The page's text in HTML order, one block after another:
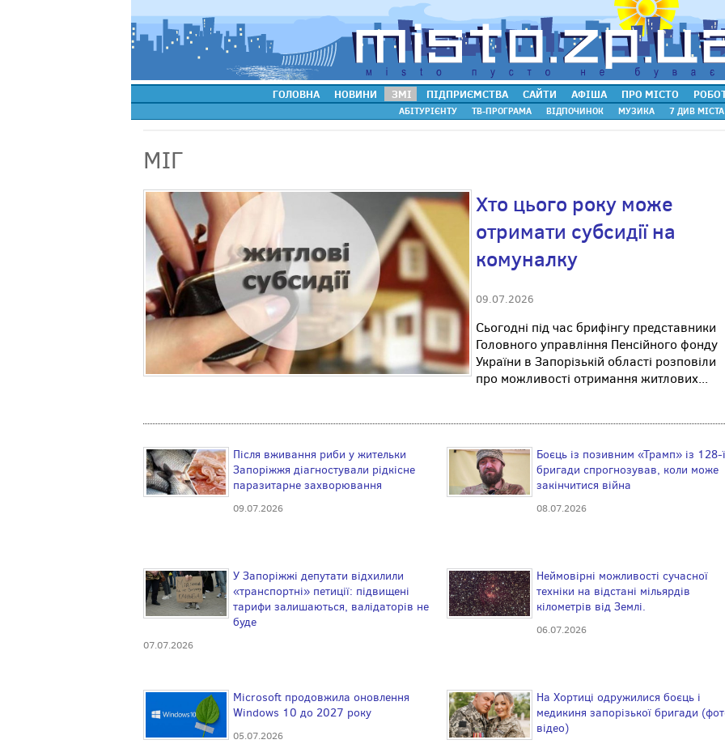
ГОЛОВНА НОВИНИ ЗМІ ПІДПРИЄМСТВА САЙТИ АФІША ПРО МІСТО
АБІТУРІЄНТУ ТВ-ПРОГРАМА ВІДПОЧИНОК МУЗИКА 7 ДИВ МІСТА
МІГ
Хто цього року може
отримати субсидії на
комуналку
09.07.2026
Сьогодні під час брифінгу представники
Головного управління Пенсійного фонду
України в Запорізькій області розповіли
про можливості отримання житлових...
Після вживання риби у жительки
Запоріжжя діагностували рідкісне
паразитарне захворювання
09.07.2026
Боєць із позивним «Трамп» із 128-ї
бригади спрогнозував, коли може
закінчитися війна
08.07.2026
У Запоріжжі депутати відхилили
«транспортні» петиції: підвищені
тарифи залишаються, валідаторів не
буде
07.07.2026
Неймовірні можливості сучасної
техніки на відстані мільярдів
кілометрів від Землі.
06.07.2026
Microsoft продовжила оновлення
Windows 10 до 2027 року
05.07.2026
На Хортиці одружилися боєць і
медикиня запорізької бригади
відео)